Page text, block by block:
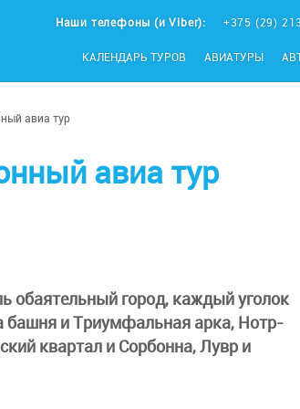
Наши телефоны (и Viber): +375 (29)
КАЛЕНДАРЬ ТУРОВ АВИАТУРЫ
авиа тур
авиа тур
обаятельный город, каждый уголок
башня и Триумфальная арка, Нотр-
квартал и Сорбонна, Лувр и